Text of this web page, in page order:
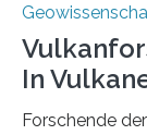
In
Forschende